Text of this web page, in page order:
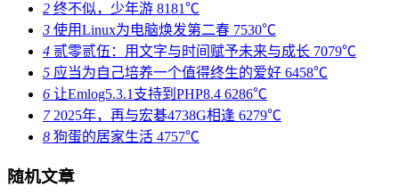
2 终不似，少年游 8181℃
3 使用Linux为电脑焕发第二春 7530℃
4 贰零贰伍：用文字与时间赋予未来与成长 7079℃
5 应当为自己培养一个值得终生的爱好 6458℃
6 让Emlog5.3.1支持到PHP8.4 6286℃
72025年，再与宏碁4738G相逢 6279℃
8 狗蛋的居家生活 4757℃
随机文章